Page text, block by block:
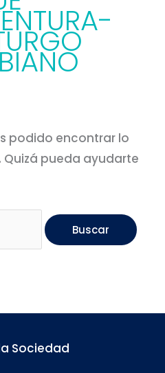
podido encontrar lo
pueda ayudarte
Sociedad